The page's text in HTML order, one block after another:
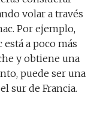
volar a través
Por ejemplo,
a poco más
y obtiene una
puede ser una
sur de Francia.